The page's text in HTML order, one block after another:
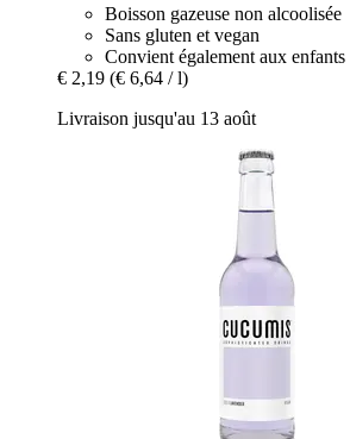
Boisson gazeuse non alcoolisée
Sans gluten et vegan
Convient également aux enfants
€ 2,19 (€ 6,64 / l)
Livraison jusqu'au 13 août